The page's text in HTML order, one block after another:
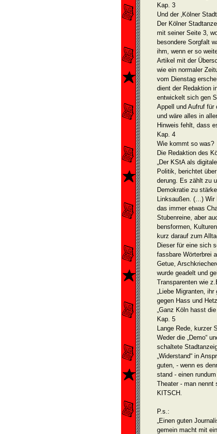
Kap. 3
Und der ‚Kölner
Der Kölner
mit seiner Seite 3,
besondere Sorgfalt
ihm, wenn er so
Artikel mit der
wie ein normaler
vom Dienstag
dient der Redaktion
entwickelt sich gen
Appell und Aufruf für
und wäre alles in
Hinweis fehlt, dass
Kap. 4
Wie kommt so was?
Die Redaktion des
„Der KStA als
Politik, berichtet
derung. Es zählt zu
Demokratie zu
Linksaußen. (…) Wir
das immer etwas
Stubenreine, aber
bensformen,
kurz darauf zum
Dieser für eine sich
fassbare Wörterbrei
Getue,
wurde geadelt und
Transpa­renten wie
„Liebe Migranten,
gegen Hass und
„Ganz Köln hasst die
Kap. 5
Lange Rede, kurzer
Weder die „Demo“
schaltete
„Widerstand“ in
guten, - wenn es
stand - einen
Theater - man nennt
KITSCH.
P.s.:
„Einen guten
gemein macht mit